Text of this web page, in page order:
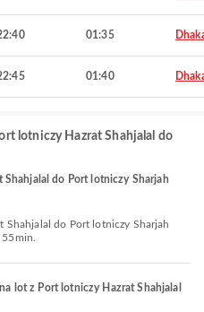
01:35
01:40
lotniczy Hazrat Shahjalal do
Shahjalal do Port lotniczy Sharjah
lot z Port lotniczy Hazrat Shahjalal